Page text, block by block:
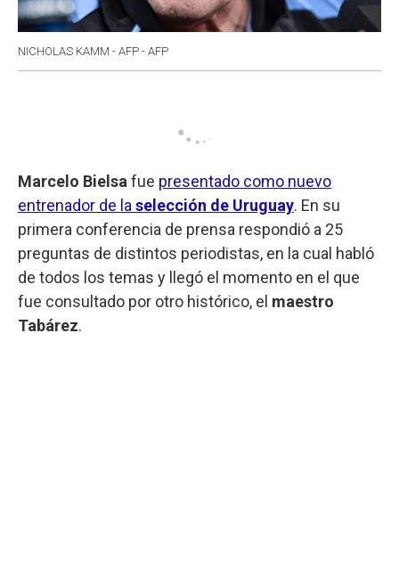
NICHOLAS KAMM - AFP - AFP
Marcelo Bielsa fue presentado como nuevo
entrenador de la selección de Uruguay. En su
primera conferencia de prensa respondió a 25
preguntas de distintos periodistas, en la cual habló
de todos los temas y llegó el momento en el que
fue consultado por otro histórico, el maestro
Tabárez.